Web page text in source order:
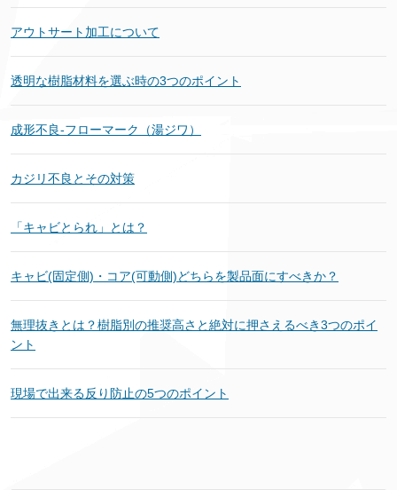
アウトサート加工について
透明な樹脂材料を選ぶ時の3つのポイント
成形不良‐フローマーク（湯ジワ）
カジリ不良とその対策
「キャビとられ」とは？
キャビ(固定側)・コア(可動側)どちらを製品面にすべきか？
無理抜きとは？樹脂別の推奨高さと絶対に押さえるべき3つのポイ
ント
現場で出来る反り防止の5つのポイント